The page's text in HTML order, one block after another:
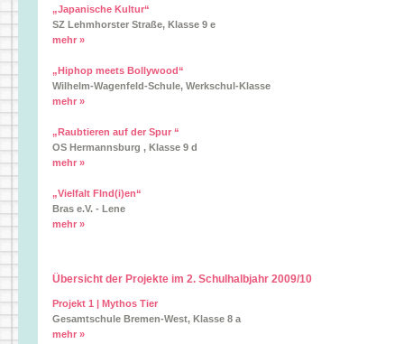
„Japanische Kultur“
SZ Lehmhorster Straße, Klasse 9 e
mehr »
„Hiphop meets Bollywood“
Wilhelm-Wagenfeld-Schule, Werkschul-Klasse
mehr »
„Raubtieren auf der Spur “
OS Hermannsburg , Klasse 9 d
mehr »
„Vielfalt FInd(i)en“
Bras e.V. - Lene
mehr »
Übersicht der Projekte im 2. Schulhalbjahr 2009/10
Projekt 1 | Mythos Tier
Gesamtschule Bremen-West, Klasse 8 a
mehr »